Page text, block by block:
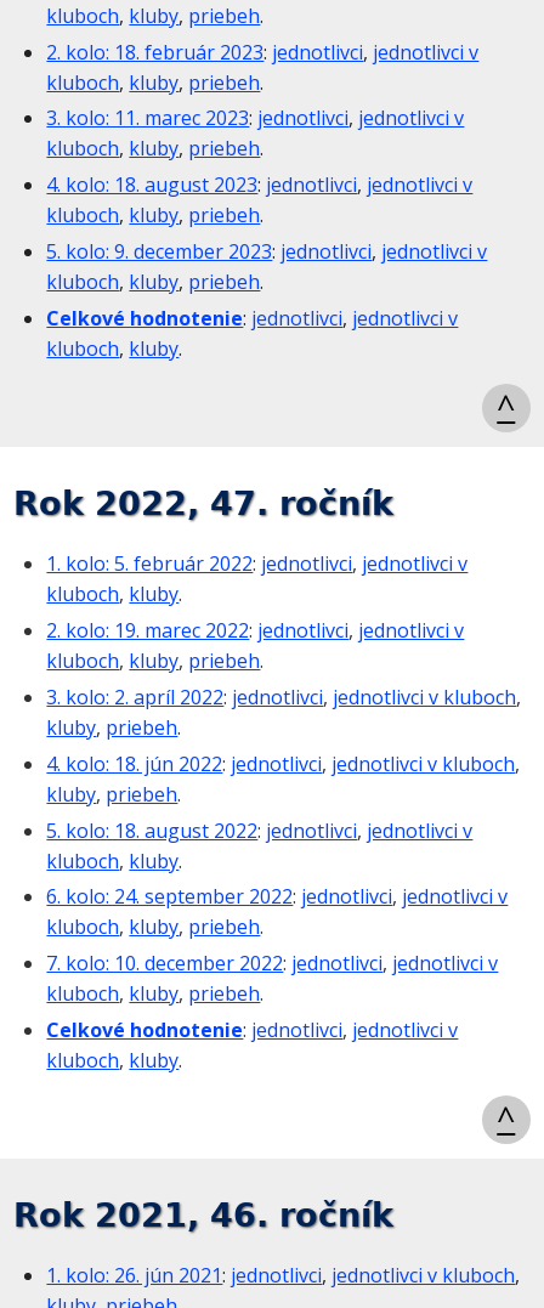
kluboch, kluby, priebeh.
2. kolo: 18. február 2023: jednotlivci, jednotlivci v
kluboch, kluby, priebeh.
3. kolo: 11. marec 2023: jednotlivci, jednotlivci v
kluboch, kluby, priebeh.
4. kolo: 18. august 2023: jednotlivci, jednotlivci v
kluboch, kluby, priebeh.
5. kolo: 9. december 2023: jednotlivci, jednotlivci v
kluboch, kluby, priebeh.
Celkové hodnotenie: jednotlivci, jednotlivci v
kluboch, kluby.
^
Rok 2022, 47. ročník
1. kolo: 5. február 2022: jednotlivci, jednotlivci v
kluboch, kluby.
2. kolo: 19. marec 2022: jednotlivci, jednotlivci v
kluboch, kluby, priebeh.
3. kolo: 2. apríl 2022: jednotlivci, jednotlivci v kluboch,
kluby, priebeh.
4. kolo: 18. jún 2022: jednotlivci, jednotlivci v kluboch,
kluby, priebeh.
5. kolo: 18. august 2022: jednotlivci, jednotlivci v
kluboch, kluby.
6. kolo: 24. september 2022: jednotlivci, jednotlivci v
kluboch, kluby, priebeh.
7. kolo: 10. december 2022: jednotlivci, jednotlivci v
kluboch, kluby, priebeh.
Celkové hodnotenie: jednotlivci, jednotlivci v
kluboch, kluby.
^
Rok 2021, 46. ročník
1. kolo: 26. jún 2021: jednotlivci, jednotlivci v kluboch,